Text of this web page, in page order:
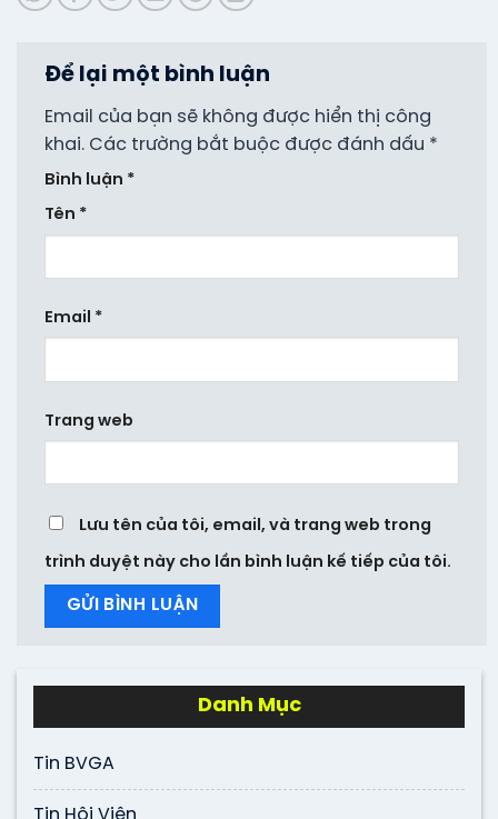
Để lại một bình luận
Email của bạn sẽ không được hiển thị công
khai. Các trường bắt buộc được đánh dấu *
Bình luận *
Tên *
Email *
Trang web
Lưu tên của tôi, email, và trang web trong
trình duyệt này cho lần bình luận kế tiếp của tôi.
Danh Mục
Tin BVGA
Tin Hội Viên